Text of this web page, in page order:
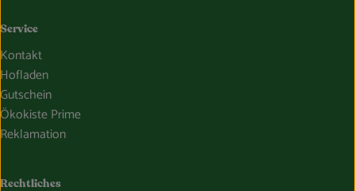
Service
Kontakt
Hofladen
Gutschein
Ökokiste Prime
Reklamation
Rechtliches